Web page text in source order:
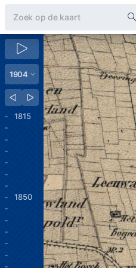
1815
1850